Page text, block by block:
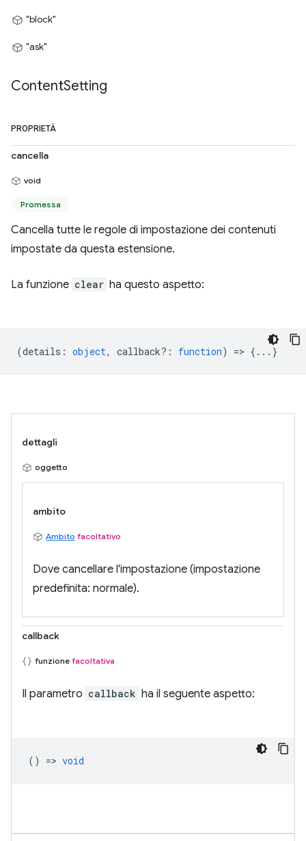
"block"
"ask"
ContentSetting
PROPRIETÀ
cancella
void
Promessa
Cancella tutte le regole di impostazione dei contenuti
impostate da questa estensione.
La funzione clear ha questo aspetto:
(details : object, callback? : function) => {...}
dettagli
oggetto
ambito
Ambito facoltativo
Dove cancellare l'impostazione (impostazione
predefinita: normale).
callback
funzione facoltativa
Il parametro callback ha il seguente aspetto:
() => void